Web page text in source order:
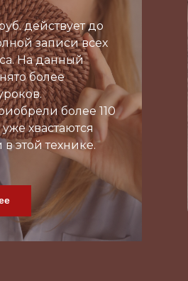
плетение
15+ уроков,